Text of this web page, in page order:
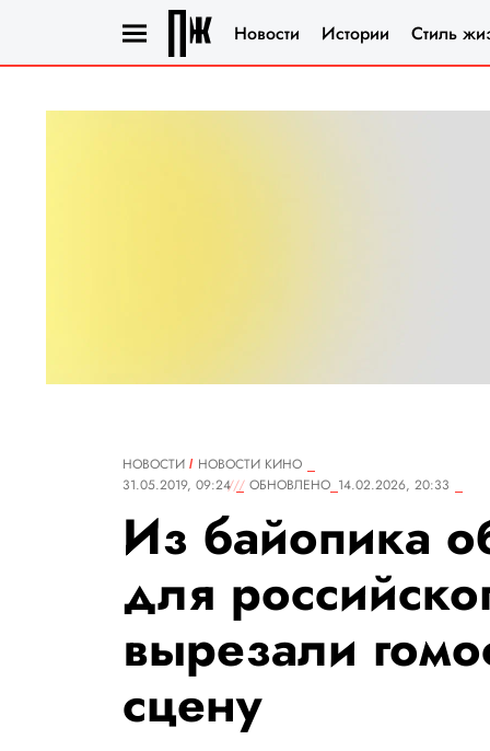
Новости Истории Стиль
НОВОСТИ
НОВОСТИ КИНО
31.05.2019, 09:24
ОБНОВЛЕНО 14.02.2026, 20:33
Из байопика
для
вырезали
сцену